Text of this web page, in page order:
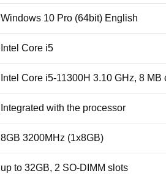
Windows 10 Pro (64bit) English
Intel Core i5
Intel Core i5-11300H 3.10 GHz, 8 MB
Integrated with the processor
8GB 3200MHz (1x8GB)
up to 32GB, 2 SO-DIMM slots